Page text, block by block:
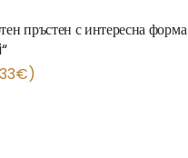
пръстен с интересна форма
€)